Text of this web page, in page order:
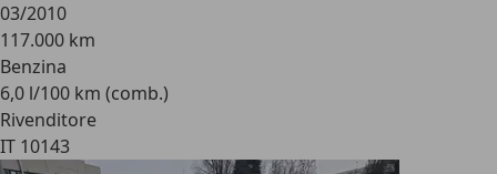
03/2010
117.000 km
Benzina
6,0 l/100 km (comb.)
Rivenditore
IT 10143